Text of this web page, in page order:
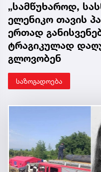
„სამწუხაროდ,
ელენიკო თავის
ერთად
ტრაგიკულად
გლოვობენ
საზოგადოება